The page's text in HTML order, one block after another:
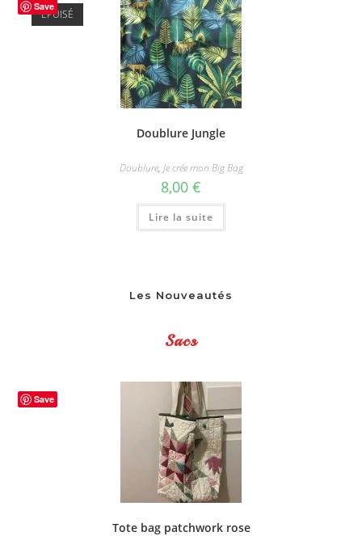
Save
ÉPUISÉ
Doublure Jungle
Doublure, Je crée mon Big Bag
8,00 €
Lire la suite
Les Nouveautés
Sacs
Save
Tote bag patchwork rose